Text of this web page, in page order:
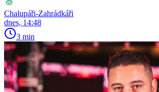
Chalupáři-Zahrádkáři
dnes, 14:48
3 min